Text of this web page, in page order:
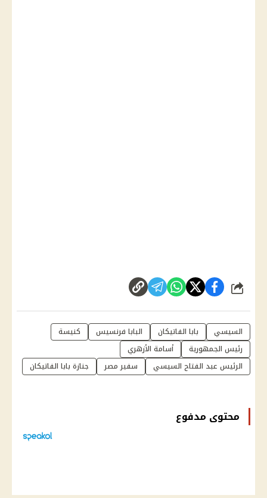
شارك
السيسي بابا الفاتيكان البابا فرنسيس
كنيسة
رئيس الجمهورية
أسامة الأزهري
الرئيس عبد الفتاح السيسي
سفير مصر جنازة بابا الفاتيكان
محتوى مدفوع